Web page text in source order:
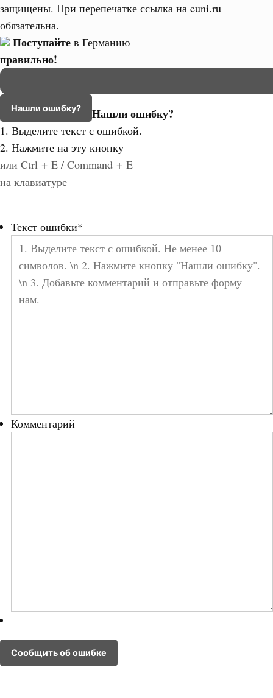
защищены. При перепечатке ссылка на euni.ru
обязательна.
Поступайте в Германию
правильно!
Нашли ошибку? Нашли ошибку?
1. Выделите текст с ошибкой.
2. Нажмите на эту кнопку
или Ctrl + E / Command + E
на клавиатуре
Текст ошибки*
Комментарий